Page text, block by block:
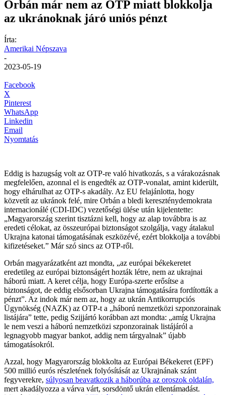
Orbán már nem az OTP miatt blokkolja
az ukránoknak járó uniós pénzt
Írta:
Amerikai Népszava
-
2023-05-19
Facebook
X
Pinterest
WhatsApp
Linkedin
Email
Nyomtatás
Eddig is hazugság volt az OTP-re való hivatkozás, s a várakozásnak
megfelelően, azonnal el is engedték az OTP-vonalat, amint kiderült,
hogy elhárulhat az OTP-s akadály. Az EU felajánlotta, hogy
közvetít az ukránok felé, mire Orbán a bledi kereszténydemokrata
internacionálé (CDI-IDC) vezetőségi ülése után kijelentette:
„Magyarország szerint tisztázni kell, hogy az alap továbbra is az
eredeti célokat, az összeurópai biztonságot szolgálja, vagy átalakul
Ukrajna katonai támogatásának eszközévé, ezért blokkolja a további
kifizetéseket.” Már szó sincs az OTP-ről.
Orbán magyarázatként azt mondta, „az európai békekeretet
eredetileg az európai biztonságért hozták létre, nem az ukrajnai
háború miatt. A keret célja, hogy Európa-szerte erősítse a
biztonságot, de eddig elsősorban Ukrajna támogatására fordították a
pénzt”. Az indok már nem az, hogy az ukrán Antikorrupciós
Ügynökség (NAZK) az OTP-t a „háború nemzetközi szponzorainak
listájára” tette, pedig Szijjártó korábban azt mondta: „amíg Ukrajna
le nem veszi a háború nemzetközi szponzorainak listájáról a
legnagyobb magyar bankot, addig nem tárgyalnak” újabb
támogatásokról.
Azzal, hogy Magyarország blokkolta az Európai Békekeret (EPF)
500 millió eurós részletének folyósítását az Ukrajnának szánt
fegyverekre, súlyosan beavatkozik a háborúba az oroszok oldalán,
mert akadályozza a várva várt, sorsdöntő ukrán ellentámadást.